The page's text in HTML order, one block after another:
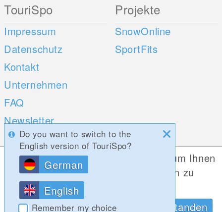
TouriSpo
Impressum
Datenschutz
Kontakt
Unternehmen
FAQ
Newsletter
Umfragen
Projekte
SnowOnline
SportFits
Mobile Apps
Android
Social Web
Do you want to switch to the
English version of TouriSpo?
German
English
Remember my choice
Diese Website verwendet Cookies, um Ihnen
die bestmögliche Funktionalität bieten zu
können.
Datenschutzrichtlinien
OK, Verstanden